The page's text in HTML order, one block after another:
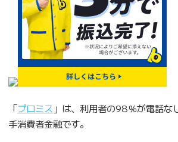
「プロミス 」は、利用者の98％が電話な
手消費者金融です。